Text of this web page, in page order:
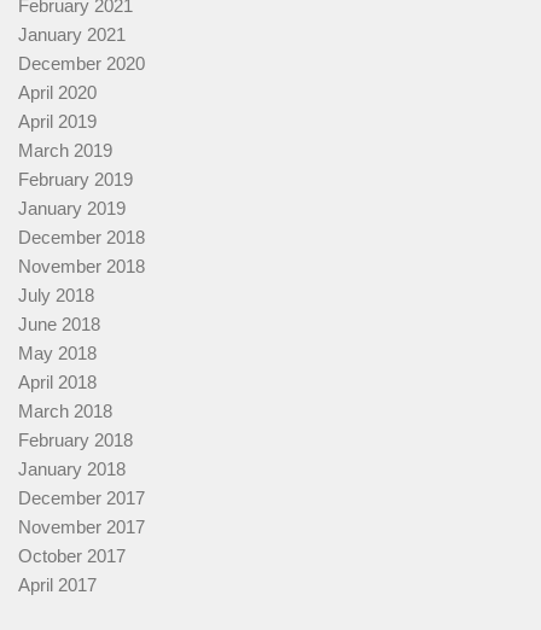
February 2021
January 2021
December 2020
April 2020
April 2019
March 2019
February 2019
January 2019
December 2018
November 2018
July 2018
June 2018
May 2018
April 2018
March 2018
February 2018
January 2018
December 2017
November 2017
October 2017
April 2017